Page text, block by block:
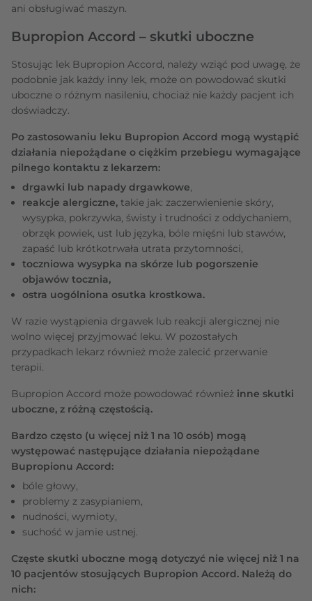
ani obsługiwać maszyn.
Bupropion Accord – skutki uboczne
Stosując lek Bupropion Accord, należy wziąć pod uwagę, że
podobnie jak każdy inny lek, może on powodować skutki
uboczne o różnym nasileniu, chociaż nie każdy pacjent ich
doświadczy.
Po zastosowaniu leku Bupropion Accord mogą wystąpić
działania niepożądane o ciężkim przebiegu wymagające
pilnego kontaktu z lekarzem:
drgawki lub napady drgawkowe,
reakcje alergiczne, takie jak: zaczerwienienie skóry,
wysypka, pokrzywka, świsty i trudności z oddychaniem,
obrzęk powiek, ust lub języka, bóle mięśni lub stawów,
zapaść lub krótkotrwała utrata przytomności,
toczniowa wysypka na skórze lub pogorszenie
objawów tocznia,
ostra uogólniona osutka krostkowa.
W razie wystąpienia drgawek lub reakcji alergicznej nie
wolno więcej przyjmować leku. W pozostałych
przypadkach lekarz również może zalecić przerwanie
terapii.
Bupropion Accord może powodować również inne skutki
uboczne, z różną częstością.
Bardzo często (u więcej niż 1 na 10 osób) mogą
występować następujące działania niepożądane
Bupropionu Accord:
bóle głowy,
problemy z zasypianiem,
nudności, wymioty,
suchość w jamie ustnej.
Częste skutki uboczne mogą dotyczyć nie więcej niż 1 na
10 pacjentów stosujących Bupropion Accord. Należą do
nich: